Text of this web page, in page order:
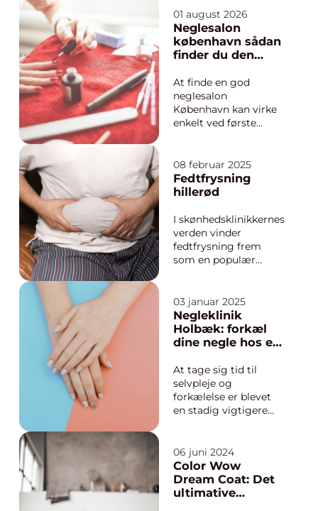
01 august 2026
Neglesalon
københavn sådan
finder du den
At finde en god
neglesalon
København kan virke
enkelt ved første
saloner på næsten
hvert gadehjørne.
Alligevel er der stor
hygiejne, produkter
og den tid, der bliver
sat af til dig som
kunde...
08 februar 2025
Fedtfrysning
hillerød
I skønhedsklinikkernes
verden vinder
fedtfrysning frem
som en populær
genstridige
fedtdepoter, der ikke
reagerer på kost og
motion. I Hillerød er
blevet et ...
03 januar 2025
Negleklinik
Holbæk: forkæl
dine negle hos en
At tage sig tid til
selvpleje og
forkælelse er blevet
en stadig vigtigere
dem, der ønsker at
fokusere på
skønheden i deres
hænder og negle, kan
06 juni 2024
Color Wow
Dream Coat: Det
ultimative